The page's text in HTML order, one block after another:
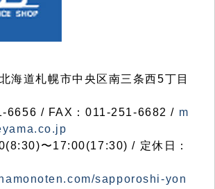
道札幌市中央区南三条西5丁目
6656 / FAX：011-251-6682 / m
〜17:00(17:30) / 定休日：
sapporoshi-yon